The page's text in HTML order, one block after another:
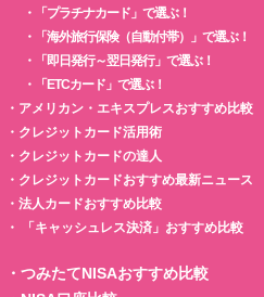
・
「プラチナカード」で選ぶ！
・
「海外旅行保険（自動付帯）」で選ぶ！
・
「即日発行～翌日発行」で選ぶ！
・
「ETCカード」で選ぶ！
・ アメリカン・エキスプレスおすすめ比較
・ クレジットカード活用術
・ クレジットカードの達人
・ クレジットカードおすすめ最新ニュース
・ 法人カードおすすめ比較
・
「キャッシュレス決済」おすすめ比較
・ つみたてNISAおすすめ比較